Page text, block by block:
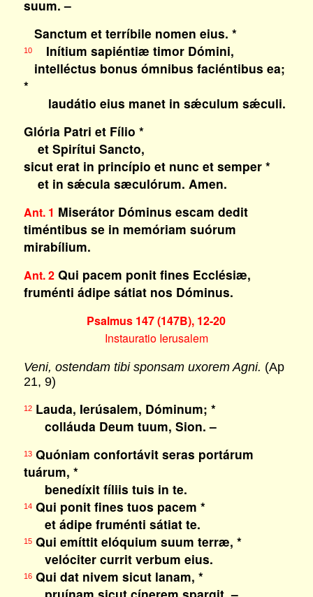
suum. –
Sanctum et terríbile nomen eius. *
10Inítium sapiéntiæ timor Dómini,
intelléctus bonus ómnibus faciéntibus ea;
*
laudátio eius manet in sǽculum sǽculi.
Glória Patri et Fílio *
et Spirítui Sancto,
sicut erat in princípio et nunc et semper *
et in sǽcula sæculórum. Amen.
Ant. 1 Miserátor Dóminus escam dedit
timéntibus se in memóriam suórum
mirabílium.
Ant. 2Qui pacem ponit fines Ecclésiæ,
fruménti ádipe sátiat nos Dóminus.
Psalmus 147 (147B), 12-20
Instauratio Ierusalem
Veni, ostendam tibi sponsam uxorem Agni. (Ap
21, 9)
12Lauda, Ierúsalem, Dóminum; *
colláuda Deum tuum, Sion. –
13Quóniam confortávit seras portárum
tuárum, *
benedíxit fíliis tuis in te.
14Qui ponit fines tuos pacem *
et ádipe fruménti sátiat te.
15Qui emíttit elóquium suum terræ, *
velóciter currit verbum eius.
16Qui dat nivem sicut lanam, *